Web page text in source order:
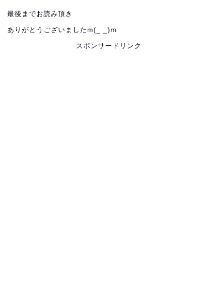
最後までお読み頂き
ありがとうございましたm(_ _)m
スポンサードリンク